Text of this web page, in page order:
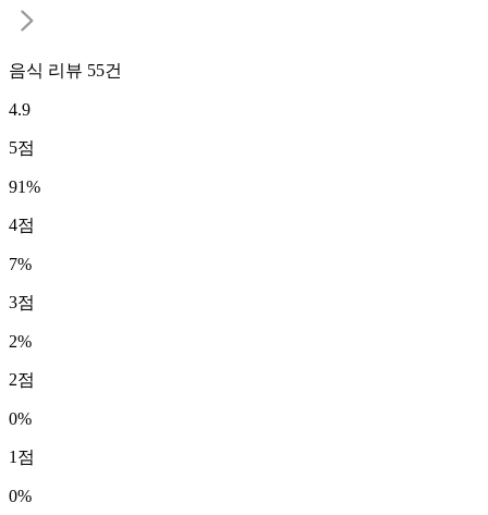
음식 리뷰 55건
4.9
5점
91%
4점
7%
3점
2%
2점
0%
1 점
0%